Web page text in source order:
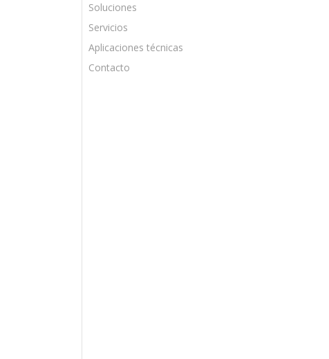
Soluciones
Servicios
Aplicaciones técnicas
Contacto